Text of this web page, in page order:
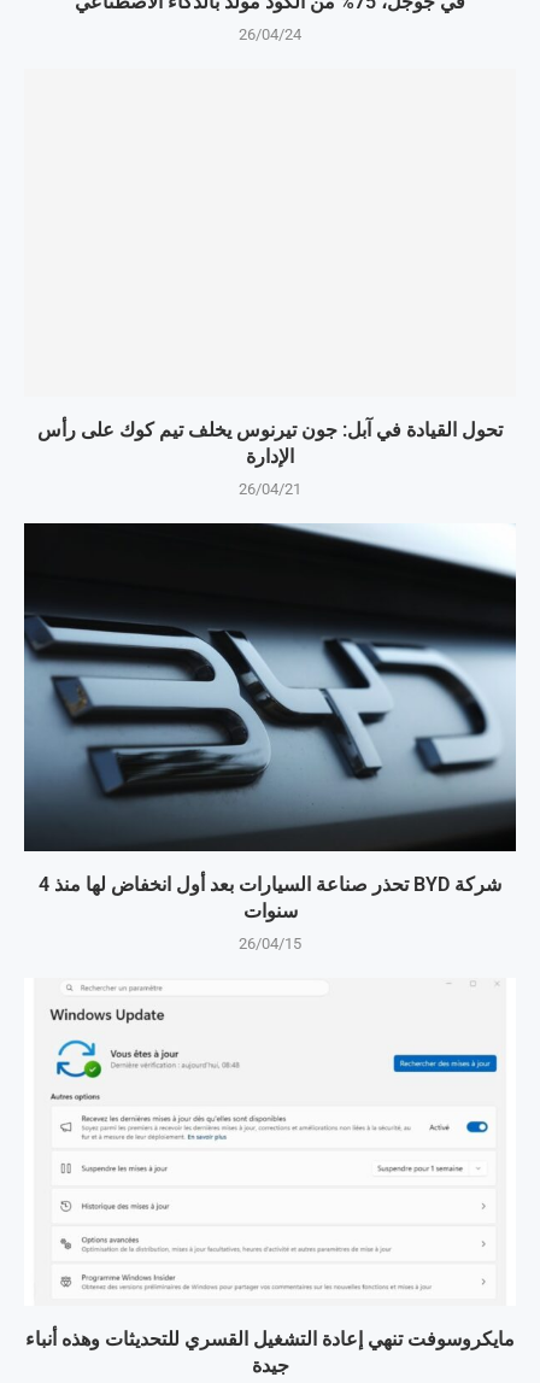
26/04/24
تحول القيادة في آبل: جون تيرنوس يخلف تيم كوك على رأس
الإدارة
26/04/21
شركة BYD تحذر صناعة السيارات بعد أول انخفاض لها منذ 4
سنوات
26/04/15
مايكروسوفت تنهي إعادة التشغيل القسري للتحديثات وهذه أنباء
جيدة